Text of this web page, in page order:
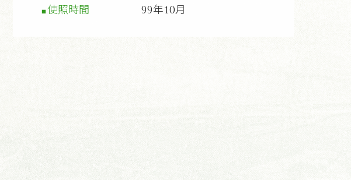
使照時間
99年10月